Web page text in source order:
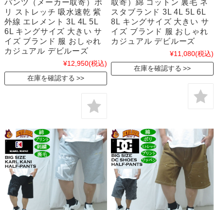
パンツ（メーカー取寄）ポ
リ ストレッチ 吸水速乾 紫
外線 エレメント 3L 4L 5L
6L キングサイズ 大きい サ
イズ ブランド 服 おしゃれ
カジュアル デビルーズ
¥12,950(税込)
在庫を確認する
取寄）綿 コットン 裏毛 ネ
スタブランド 3L 4L 5L 6L
8L キングサイズ 大きい サ
イズ ブランド 服 おしゃれ
カジュアル デビルーズ
¥11,080(税込)
在庫を確認する